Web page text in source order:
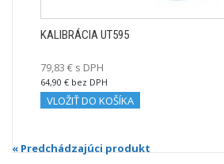
KALIBRÁCIA UT595
79,83 € s DPH
64,90 € bez DPH
VLOŽIŤ DO KOŠÍKA
« Predchádzajúci produkt